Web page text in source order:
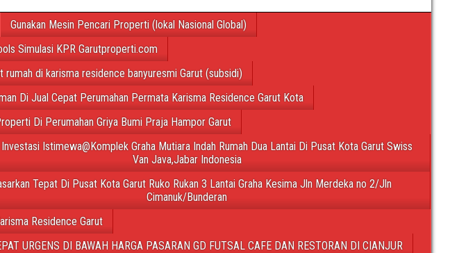
Gunakan Mesin Pencari Properti (lokal Nasional Global)
Simulasi KPR Garutproperti.com
rumah di karisma residence banyuresmi Garut (subsidi)
Di Jual Cepat Perumahan Permata Karisma Residence Garut Kota
Di Perumahan Griya Bumi Praja Hampor Garut
Istimewa@Komplek Graha Mutiara Indah Rumah Dua Lantai Di Pusat Kota Garut Swiss
Van Java,Jabar Indonesia
Tepat Di Pusat Kota Garut Ruko Rukan 3 Lantai Graha Kesima Jln Merdeka no 2/Jln
Cimanuk/Bunderan
Residence Garut
URGENS DI BAWAH HARGA PASARAN GD FUTSAL CAFE DAN RESTORAN DI CIANJUR